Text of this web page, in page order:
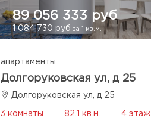
89 056 333 руб
1 084 730 руб за 1 кв.м.
апартаменты
Долгоруковская ул, д 25
Долгоруковская ул, д 25
3 комнаты 82.1 кв.м. 4 этаж